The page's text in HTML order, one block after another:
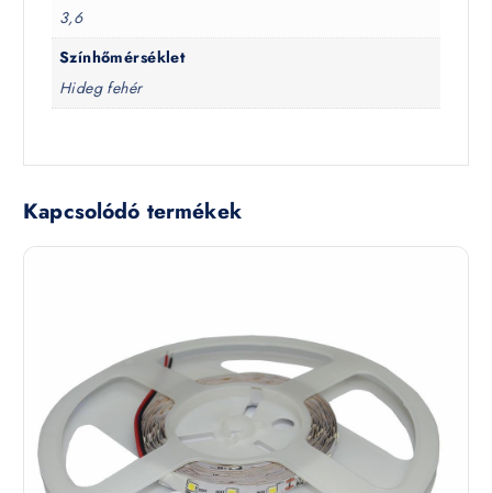
3,6
Színhőmérséklet
Hideg fehér
Kapcsolódó termékek